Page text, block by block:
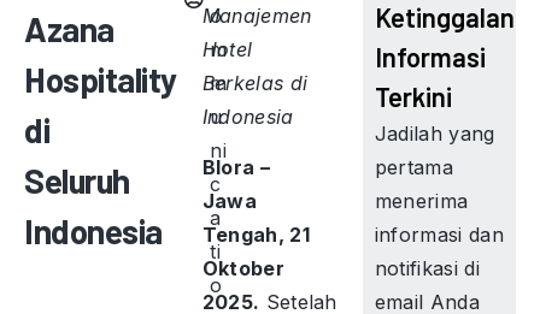
Azana
Hospitality
di
Seluruh
Indonesia
o
m
m
u
ni
c
a
ti
o
Manajemen
Hotel
Berkelas di
Indonesia
Blora –
Jawa
Tengah, 21
Oktober
2025. Setelah
Ketinggalan
Informasi
Terkini
Jadilah yang
pertama
menerima
informasi dan
notifikasi di
email Anda